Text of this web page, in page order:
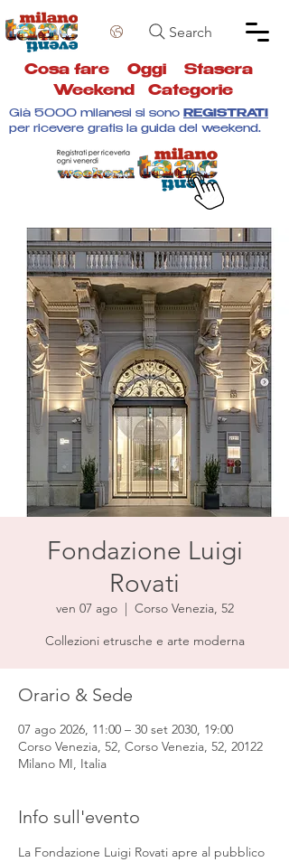
Search
Cosa fare Oggi Stasera
Weekend
Categorie
Già 5000 milanesi si sono REGISTRATI
per ricevere gratis la guida del weekend.
Fondazione Luigi
Rovati
ven 07 ago
  |
Corso Venezia, 52
Collezioni etrusche e arte moderna
Orario & Sede
07 ago 2026, 11:00 – 30 set 2030, 19:00
Corso Venezia, 52, Corso Venezia, 52, 20122
Milano MI, Italia
Info sull'evento
La Fondazione Luigi Rovati apre al pubblico